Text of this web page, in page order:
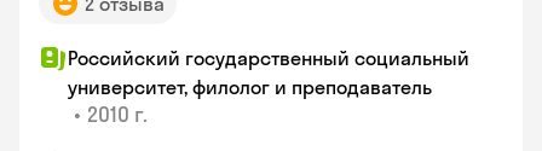
Российский государственный социальный
университет, филолог и преподаватель
• 2010 г.